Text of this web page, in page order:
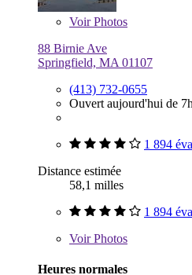
VoirPhotos
88 Birnie Ave
Springfield, MA 01107
(413) 732-0655
Ouvert aujourd'hui de
1 894
Distance estimée
58,1 milles
1 894
VoirPhotos
Heures normales